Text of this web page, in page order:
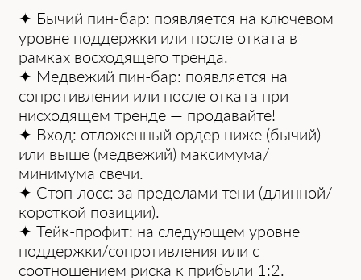
✦ Бычий пин-бар: появляется на ключевом
уровне поддержки или после отката в
рамках восходящего тренда.
✦ Медвежий пин-бар: появляется на
сопротивлении или после отката при
нисходящем тренде — продавайте!
✦ Вход: отложенный ордер ниже (бычий)
или выше (медвежий) максимума/
минимума свечи.
✦ Стоп-лосс: за пределами тени (длинной/
короткой позиции).
✦ Тейк-профит: на следующем уровне
поддержки/сопротивления или с
соотношением риска к прибыли 1:2.